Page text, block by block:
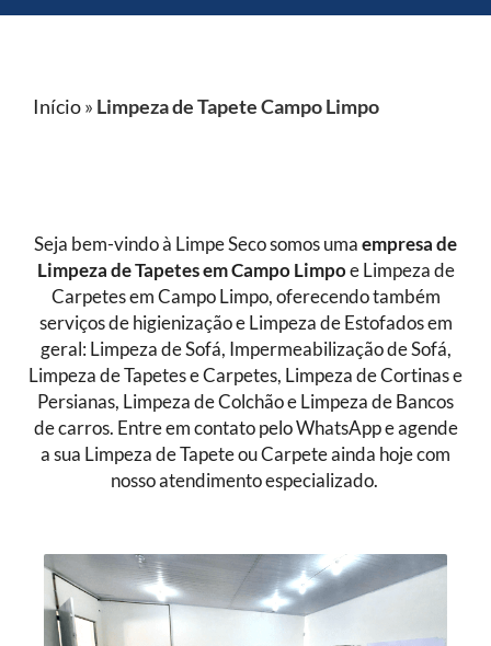
Início» Limpeza de Tapete Campo Limpo
Seja bem-vindo à Limpe Seco somos uma empresa de
Limpeza de Tapetesem Campo Limpoe Limpeza de
Carpetes em Campo Limpo, oferecendo também
serviços de higienização e Limpeza de Estofados em
geral: Limpeza de Sofá, Impermeabilização de Sofá,
Limpeza de Tapetes e Carpetes, Limpeza de Cortinas e
Persianas, Limpeza de Colchão e Limpeza de Bancos
de carros. Entre em contato pelo WhatsApp e agende
a sua Limpeza de Tapete ou Carpete ainda hoje com
nosso atendimento especializado.